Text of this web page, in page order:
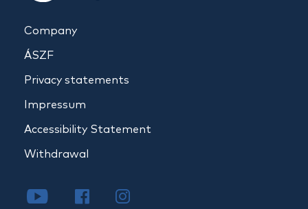
Company
ÁSZF
Privacy statements
Impressum
Accessibility Statement
Withdrawal